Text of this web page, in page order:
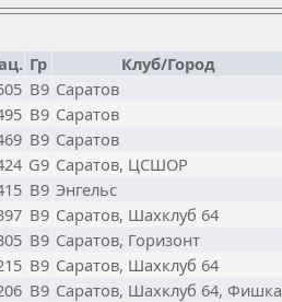
Гр
Клуб/Город
B9 Саратов
B9 Саратов
B9 Саратов
G9 Саратов, ЦСШОР
B9 Энгельс
B9 Саратов, Шахклуб 64
B9 Саратов, Горизонт
B9 Саратов, Шахклуб 64
B9 Саратов, Шахклуб 64, Фишка